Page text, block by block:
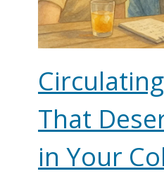
That
in Your